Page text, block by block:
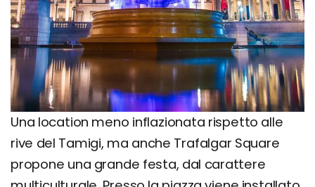
Una location meno inflazionata rispetto alle
rive del Tamigi, ma anche Trafalgar Square
propone una grande festa, dal carattere